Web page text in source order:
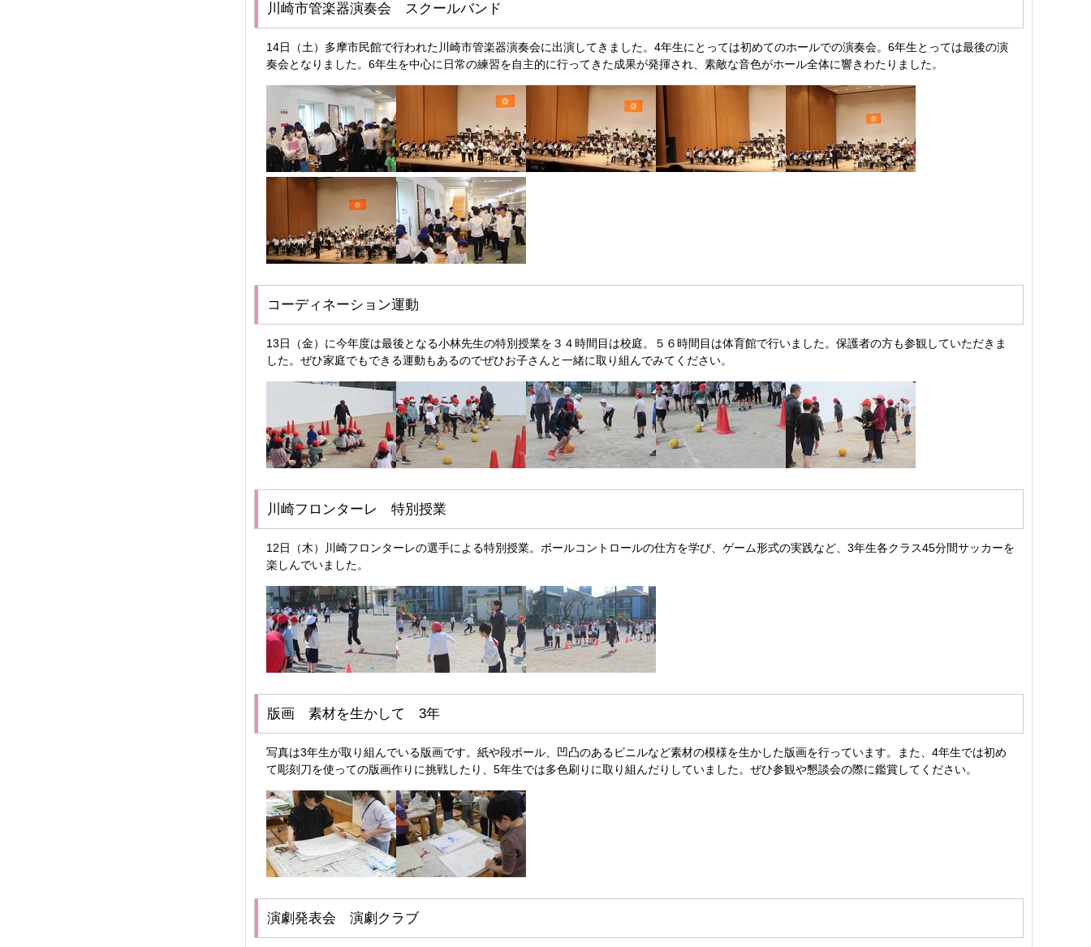
川崎市管楽器演奏会 スクールバンド
14日（土）多摩市民館で行われた川崎市管楽器演奏会に出演してきました。4年生にとっては初めてのホールでの演奏会。6年生とっては最後の演
奏会となりました。6年生を中心に日常の練習を自主的に行ってきた成果が発揮され、素敵な音色がホール全体に響きわたりました。
コーディネーション運動
13日（金）に今年度は最後となる小林先生の特別授業を３４時間目は校庭。５６時間目は体育館で行いました。保護者の方も参観していただきま
した。ぜひ家庭でもできる運動もあるのでぜひお子さんと一緒に取り組んでみてください。
川崎フロンターレ 特別授業
12日（木）川崎フロンターレの選手による特別授業。ボールコントロールの仕方を学び、ゲーム形式の実践など、3年生各クラス45分間サッカーを
楽しんでいました。
版画 素材を生かして 3年
写真は3年生が取り組んでいる版画です。紙や段ボール、凹凸のあるビニルなど素材の模様を生かした版画を行っています。また、4年生では初め
て彫刻刀を使っての版画作りに挑戦したり、5年生では多色刷りに取り組んだりしていました。ぜひ参観や懇談会の際に鑑賞してください。
演劇発表会 演劇クラブ